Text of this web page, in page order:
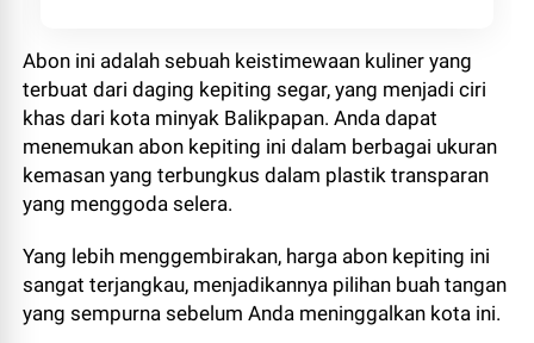
Abon ini adalah sebuah keistimewaan kuliner yang
terbuat dari daging kepiting segar, yang menjadi ciri
khas dari kota minyak Balikpapan. Anda dapat
menemukan abon kepiting ini dalam berbagai ukuran
kemasan yang terbungkus dalam plastik transparan
yang menggoda selera.
Yang lebih menggembirakan, harga abon kepiting ini
sangat terjangkau, menjadikannya pilihan buah tangan
yang sempurna sebelum Anda meninggalkan kota ini.